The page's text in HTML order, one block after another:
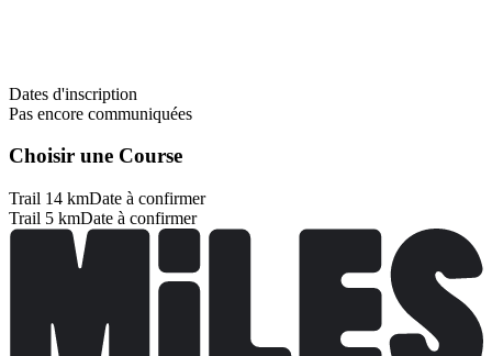
Dates d'inscription
Pas encore communiquées
Choisir une Course
Trail 14 kmDate à confirmer
Trail 5 kmDate à confirmer